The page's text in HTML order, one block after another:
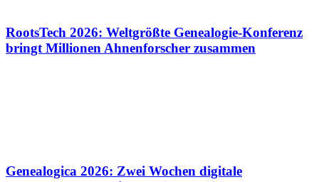
RootsTech 2026: Weltgrößte Genealogie-Konferenz
bringt Millionen Ahnenforscher zusammen
Genealogica 2026: Zwei Wochen digitale